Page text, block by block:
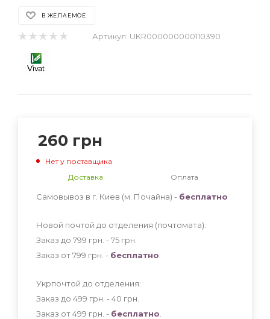
В ЖЕЛАЕМОЕ
Артикул: UKR000000000110390
260 грн
Нет у поставщика
Доставка
Оплата
Самовывоз в г. Киев (м. Почайна) - бесплатно
Новой почтой до отделения (почтомата):
Заказ до 799 грн. - 75 грн
Заказ от 799 грн. - бесплатно
Укрпочтой до отделения:
Заказ до 499 грн. - 40 грн
Заказ от 499 грн. - бесплатно